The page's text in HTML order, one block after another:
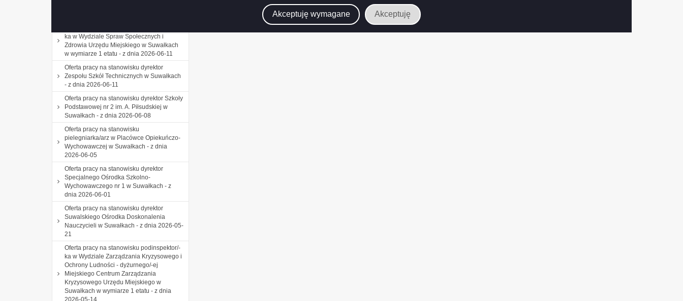
Akceptuję wymagane Akceptuję
ka w Wydziale Spraw Społecznych i
Zdrowia Urzędu Miejskiego w Suwałkach
w wymiarze 1 etatu - z dnia 2026-06-11
Oferta pracy na stanowisku dyrektor
Zespołu Szkół Technicznych w Suwałkach
- z dnia 2026-06-11
Oferta pracy na stanowisku dyrektor Szkoły
Podstawowej nr 2 im. A. Piłsudskiej w
Suwałkach - z dnia 2026-06-08
Oferta pracy na stanowisku
pielegniarka/arz w Placówce Opiekuńczo-
Wychowawczej w Suwałkach - z dnia
2026-06-05
Oferta pracy na stanowisku dyrektor
Specjalnego Ośrodka Szkolno-
Wychowawczego nr 1 w Suwałkach - z
dnia 2026-06-01
Oferta pracy na stanowisku dyrektor
Suwalskiego Ośrodka Doskonalenia
Nauczycieli w Suwałkach - z dnia 2026-05-
21
Oferta pracy na stanowisku podinspektor/-
ka w Wydziale Zarządzania Kryzysowego i
Ochrony Ludności - dyżurnego/-ej
Miejskiego Centrum Zarządzania
Kryzysowego Urzędu Miejskiego w
Suwałkach w wymiarze 1 etatu - z dnia
2026-05-14